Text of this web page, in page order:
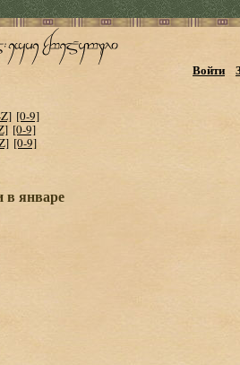
Войти
[0-9]
[0-9]
[0-9]
январе